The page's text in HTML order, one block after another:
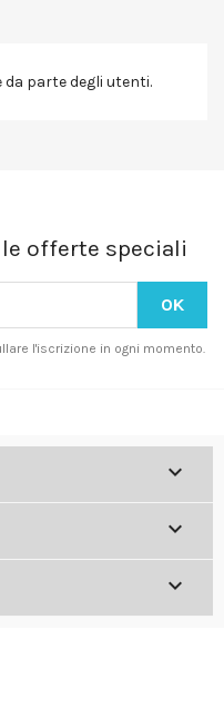
parte degli utenti.
offerte speciali
l'iscrizione in ogni momento.


